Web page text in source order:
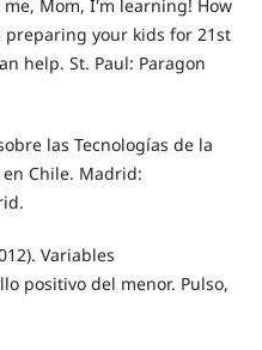
me, Mom, I'm learning! How
your kids for 21st
help. St. Paul: Paragon
las Tecnologías de la
Chile. Madrid:
Variables
positivo del menor. Pulso,